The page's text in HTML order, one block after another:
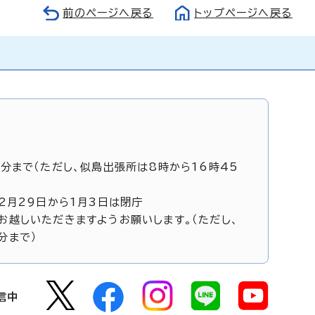
前のページへ戻る トップページへ戻る
で（ただし、似島出張所は8時から16時45
月29日から1月3日は閉庁
しいただきますようお願いします。（ただし、
で）
中